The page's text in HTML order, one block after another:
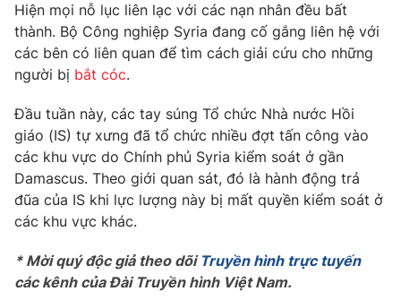
Hậu trường
Nhân vật
Khán giả
Giải sao mai
Điện ảnh
Âm nhạc
Sao
Đời sống
Du lịch
Làm đẹp
Chất lượng cuộc sống
Tuyển sinh
Học trực tuyến
Công nghệ
Hitech Công nghệ tương lai
Sản phẩm
Thị trường
Giao lưu trực tuyến
Lịch phát sóng
Hiện mọi nỗ lục liên lạc với các nạn nhân đều bất
thành. Bộ Công nghiệp Syria đang cố gắng liên hệ với
các bên có liên quan để tìm cách giải cứu cho những
người bị bắt cóc.
Đầu tuần này, các tay súng Tổ chức Nhà nước Hồi
giáo (IS) tự xưng đã tổ chức nhiều đợt tấn công vào
các khu vực do Chính phủ Syria kiểm soát ở gần
Damascus. Theo giới quan sát, đó là hành động trả
đũa của IS khi lực lượng này bị mất quyền kiểm soát ở
các khu vực khác.
* Mời quý độc giả theo dõi Truyền hình trực tuyến
các kênh của Đài Truyền hình Việt Nam.